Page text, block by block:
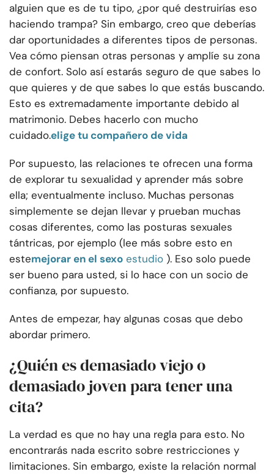
alguien que es de tu tipo, ¿por qué destruirías eso
haciendo trampa? Sin embargo, creo que deberías
dar oportunidades a diferentes tipos de personas.
Vea cómo piensan otras personas y amplíe su zona
de confort. Solo así estarás seguro de que sabes lo
que quieres y de que sabes lo que estás buscando.
Esto es extremadamente importante debido al
matrimonio. Debes hacerlo con mucho
cuidado.elige tu compañero de vida
Por supuesto, las relaciones te ofrecen una forma
de explorar tu sexualidad y aprender más sobre
ella; eventualmente incluso. Muchas personas
simplemente se dejan llevar y prueban muchas
cosas diferentes, como las posturas sexuales
tántricas, por ejemplo (lee más sobre esto en
estemejorar en el sexo estudio ). Eso solo puede
ser bueno para usted, si lo hace con un socio de
confianza, por supuesto.
Antes de empezar, hay algunas cosas que debo
abordar primero.
¿Quién es demasiado viejo o
demasiado joven para tener una
cita?
La verdad es que no hay una regla para esto. No
encontrarás nada escrito sobre restricciones y
limitaciones. Sin embargo, existe la relación normal